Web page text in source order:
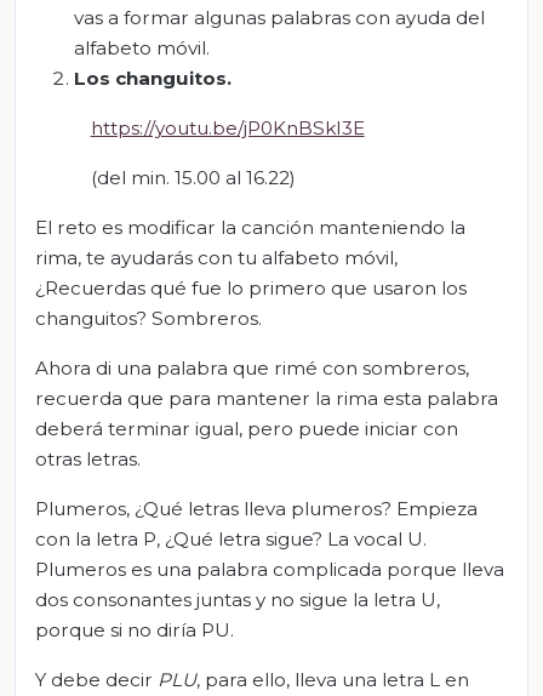
vas a formar algunas palabras con ayuda del
alfabeto móvil.
Los changuitos.
https://youtu.be/jP0KnBSkI3E
(del min. 15.00 al 16.22)
El reto es modificar la canción manteniendo la
rima, te ayudarás con tu alfabeto móvil,
¿Recuerdas qué fue lo primero que usaron los
changuitos? Sombreros.
Ahora di una palabra que rimé con sombreros,
recuerda que para mantener la rima esta palabra
deberá terminar igual, pero puede iniciar con
otras letras.
Plumeros, ¿Qué letras lleva plumeros? Empieza
con la letra P, ¿Qué letra sigue? La vocal U.
Plumeros es una palabra complicada porque lleva
dos consonantes juntas y no sigue la letra U,
porque si no diría PU.
Y debe decir PLU, para ello, lleva una letra L en